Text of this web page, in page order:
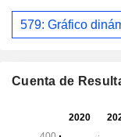
579: Gráfico
Cuenta de